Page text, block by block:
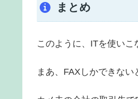
まとめ
このように、ITを使いこ
まあ、FAXしかできない